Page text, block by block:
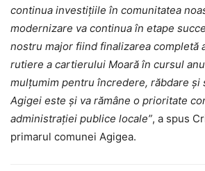
continua investițiile în comunitatea
modernizare va continua în etape
nostru major fiind finalizarea completă
rutiere a cartierului Moară în cursul
mulțumim pentru încredere, răbdare și
Agigei este și va rămâne o prioritate
administrației publice locale”, a spus
primarul comunei Agigea.